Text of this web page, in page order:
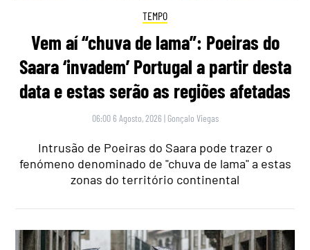
TEMPO
Vem aí “chuva de lama”: Poeiras do
Saara ‘invadem’ Portugal a partir desta
data e estas serão as regiões afetadas
06:00 6 Agosto, 2026 | Gonçalo Viegas
Intrusão de Poeiras do Saara pode trazer o
fenómeno denominado de "chuva de lama" a estas
zonas do território continental